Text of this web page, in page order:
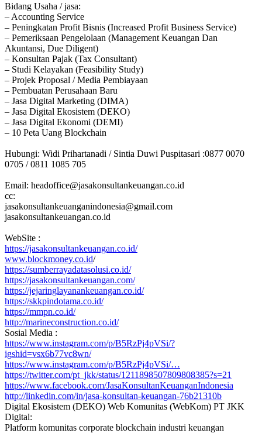
Bidang Usaha / jasa:
– Accounting Service
– Peningkatan Profit Bisnis (Increased Profit Business Service)
– Pemeriksaan Pengelolaan (Management Keuangan Dan
Akuntansi, Due Diligent)
– Konsultan Pajak (Tax Consultant)
– Studi Kelayakan (Feasibility Study)
– Projek Proposal / Media Pembiayaan
– Pembuatan Perusahaan Baru
– Jasa Digital Marketing (DIMA)
– Jasa Digital Ekosistem (DEKO)
– Jasa Digital Ekonomi (DEMI)
– 10 Peta Uang Blockchain
Hubungi: Widi Prihartanadi / Sintia Duwi Puspitasari :0877 0070
0705 / 0811 1085 705
Email: headoffice@jasakonsultankeuangan.co.id
cc:
jasakonsultankeuanganindonesia@gmail.com
jasakonsultankeuangan.co.id
WebSite :
https://jasakonsultankeuangan.co.id/
www.blockmoney.co.id/
https://sumberrayadatasolusi.co.id/
https://jasakonsultankeuangan.com/
https://jejaringlayanankeuangan.co.id/
https://skkpindotama.co.id/
https://mmpn.co.id/
http://marineconstruction.co.id/
Sosial Media :
https://www.instagram.com/p/B5RzPj4pVSi/?
igshid=vsx6b77vc8wn/
https://www.instagram.com/p/B5RzPj4pVSi/…
https://twitter.com/pt_jkk/status/1211898507809808385?s=21
https://www.facebook.com/JasaKonsultanKeuanganIndonesia
http://linkedin.com/in/jasa-konsultan-keuangan-76b21310b
Digital Ekosistem (DEKO) Web Komunitas (WebKom) PT JKK
Digital:
Platform komunitas corporate blockchain industri keuangan